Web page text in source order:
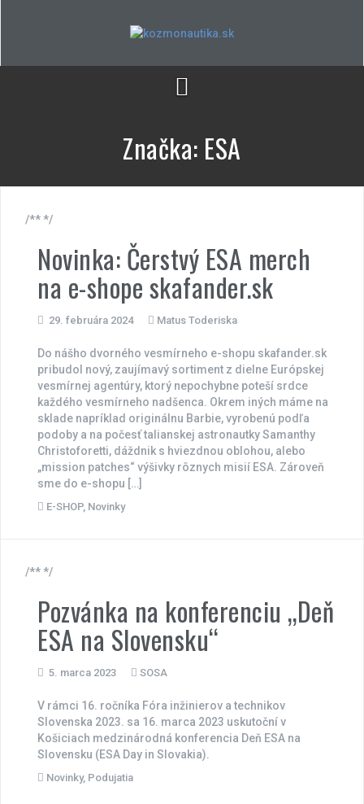
Značka: ESA
/** */
Novinka: Čerstvý ESA merch
na e-shope skafander.sk
29. februára 2024 Matus Toderiska
Do nášho dvorného vesmírneho e-shopu skafander.sk
pribudol nový, zaujímavý sortiment z dielne Európskej
vesmírnej agentúry, ktorý nepochybne poteší srdce
každého vesmírneho nadšenca. Okrem iných máme na
sklade napríklad originálnu Barbie, vyrobenú podľa
podoby a na počesť talianskej astronautky Samanthy
Christoforetti, dáždnik s hviezdnou oblohou, alebo
„mission patches“ výšivky rôznych misií ESA. Zároveň
sme do e-shopu […]
E-SHOP, Novinky
/** */
Pozvánka na konferenciu „Deň
ESA na Slovensku“
5. marca 2023 SOSA
V rámci 16. ročníka Fóra inžinierov a technikov
Slovenska 2023. sa 16. marca 2023 uskutoční v
Košiciach medzinárodná konferencia Deň ESA na
Slovensku (ESA Day in Slovakia).
Novinky, Podujatia